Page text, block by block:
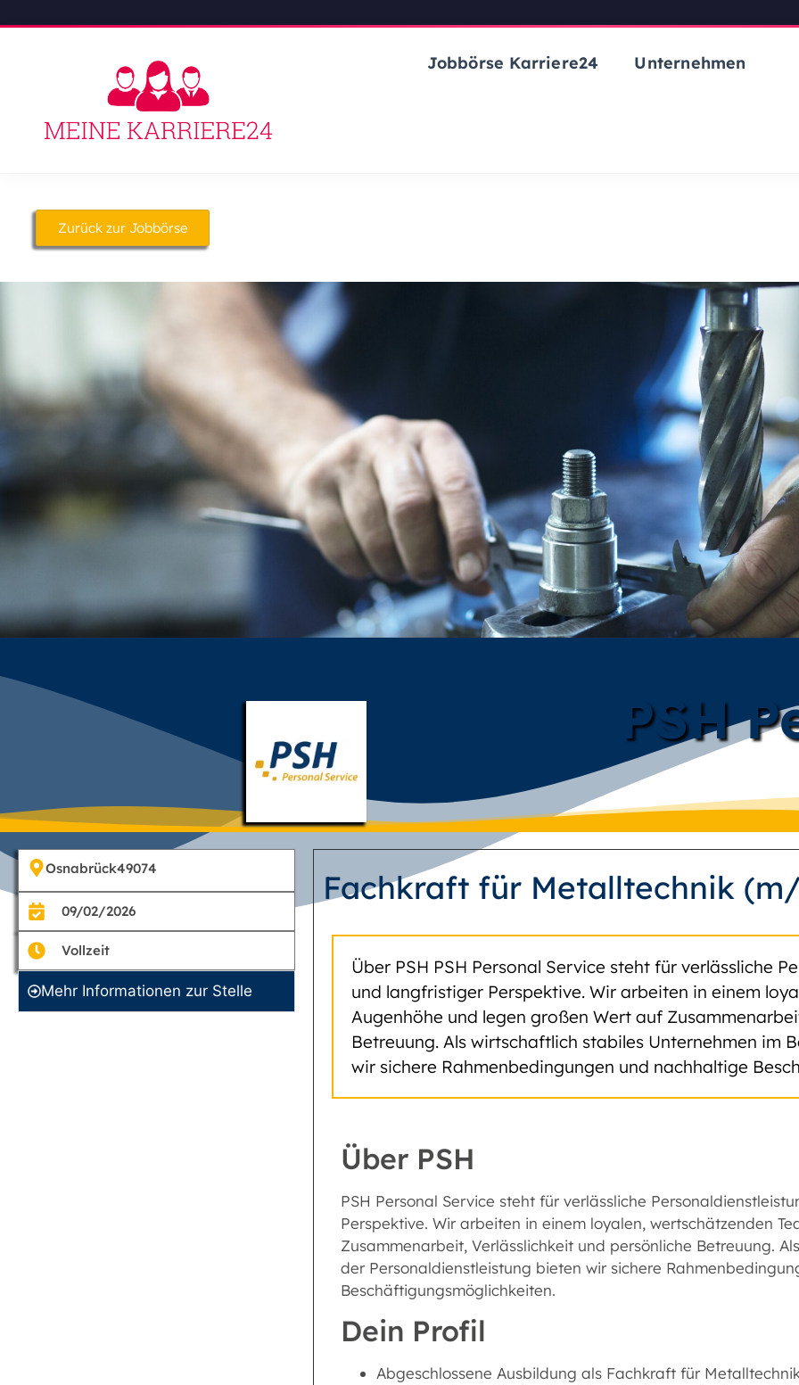
Jobbörse Karriere24 Unternehmen
Zurück zur Jobbörse
PSH
Osnabrück49074
09/02/2026
Vollzeit
Mehr Informationen zur Stelle
Fachkraft für Metalltechnik
Über PSH PSH Personal Service steht für verlässliche
und langfristiger Perspektive. Wir arbeiten in einem
Augenhöhe und legen großen Wert auf
Betreuung. Als wirtschaftlich stabiles Unternehmen im
wir sichere Rahmenbedingungen und nachhaltige
Über PSH
PSH Personal Service steht für verlässliche
Perspektive. Wir arbeiten in einem loyalen, wertschätzenden
Zusammenarbeit, Verlässlichkeit und persönliche Betreuung.
der Personaldienstleistung bieten wir sichere
Beschäftigungsmöglichkeiten.
Dein Profil
Abgeschlossene Ausbildung als Fachkraft für